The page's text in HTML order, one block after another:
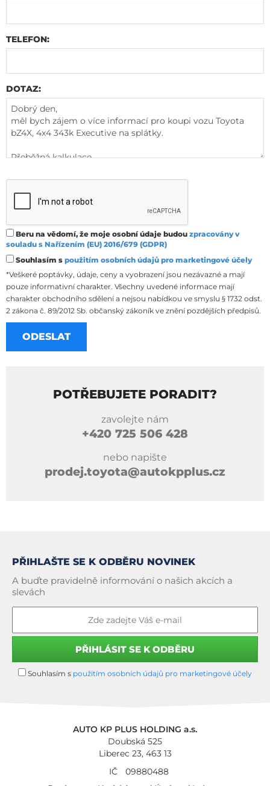
TELEFON:
DOTAZ:
Beru na vědomí, že moje osobní údaje budou zpracovány v
souladu s Nařízením (EU) 2016/679 (GDPR)
Souhlasím s použitím osobních údajů pro marketingové účely
*Veškeré poptávky, údaje, ceny a vyobrazení jsou nezávazné a mají
pouze informativní charakter. Všechny uvedené informace mají
charakter obchodního sdělení a nejsou nabídkou ve smyslu § 1732 odst.
2 zákona č. 89/2012 Sb. občanský zákoník ve znění pozdějších předpisů.
POTŘEBUJETE PORADIT?
zavolejte nám
+420 725 506 428
nebo napište
prodej.toyota@autokpplus.cz
PŘIHLAŠTE SE K ODBĚRU NOVINEK
A buďte pravidelně informování o našich akcích a
slevách
Souhlasím s použitím osobních údajů pro marketingové účely
AUTO KP PLUS HOLDING a.s.
Doubská 525
Liberec 23, 463 13
IČ
09880488